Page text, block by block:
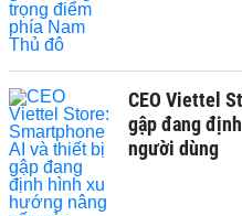
CEO Viettel
gập đang
người dùng